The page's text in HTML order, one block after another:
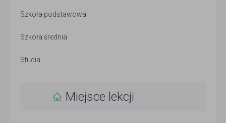
Szkoła podstawowa
Szkoła średnia
Studia
Miejsce lekcji